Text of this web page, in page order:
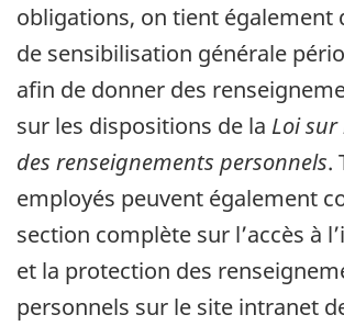
obligations, on tient également
de sensibilisation générale
afin de donner des
sur les dispositions de la Loi
des renseignements personnels.
employés peuvent également
section complète sur l’accès à
et la protection des
personnels sur le site intranet